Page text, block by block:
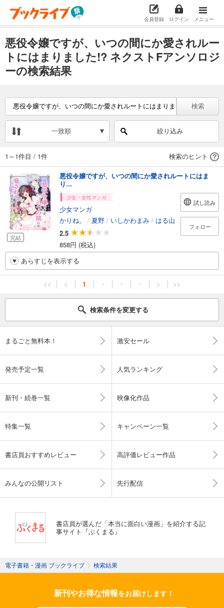
会員登録 ログイン メニュー
悪役令嬢ですが、いつの間にか愛されルー
トにはまりました!? ネクストFアンソロジ
ーの検索結果
検索
一致順 絞り込み
1～1件目 / 1件 検索のヒント
完結
悪役令嬢ですが、いつの間にか愛されルートにはま
り...
少女・女性マンガ
少女マンガ
かりね。
/ 夏野 / いしかわまみ / はる山
2.5
858円 (税込)
試し読み
フォロー
あらすじを表示する
<< < 1 ・ ・ ・ > >>
検索条件を変更する
まるごと無料本！ 激安セール
発売予定一覧 人気ランキング
新刊・続巻一覧 映像化作品
特集一覧 キャンペーン一覧
書店員おすすめレビュー 高評価レビュー作品
みんなの公開リスト 先行配信
書店員が選んだ「本当に面白い漫画」を紹介する記
事サイト『ぶくまる』
電子書籍・漫画 ブックライブ 〉 検索結果
新刊やお得な情報をお届けします！